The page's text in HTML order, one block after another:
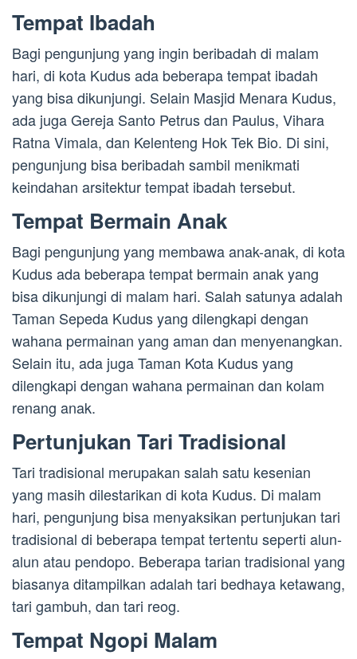
Tempat Ibadah
Bagi pengunjung yang ingin beribadah di malam
hari, di kota Kudus ada beberapa tempat ibadah
yang bisa dikunjungi. Selain Masjid Menara Kudus,
ada juga Gereja Santo Petrus dan Paulus, Vihara
Ratna Vimala, dan Kelenteng Hok Tek Bio. Di sini,
pengunjung bisa beribadah sambil menikmati
keindahan arsitektur tempat ibadah tersebut.
Tempat Bermain Anak
Bagi pengunjung yang membawa anak-anak, di kota
Kudus ada beberapa tempat bermain anak yang
bisa dikunjungi di malam hari. Salah satunya adalah
Taman Sepeda Kudus yang dilengkapi dengan
wahana permainan yang aman dan menyenangkan.
Selain itu, ada juga Taman Kota Kudus yang
dilengkapi dengan wahana permainan dan kolam
renang anak.
Pertunjukan Tari Tradisional
Tari tradisional merupakan salah satu kesenian
yang masih dilestarikan di kota Kudus. Di malam
hari, pengunjung bisa menyaksikan pertunjukan tari
tradisional di beberapa tempat tertentu seperti alun-
alun atau pendopo. Beberapa tarian tradisional yang
biasanya ditampilkan adalah tari bedhaya ketawang,
tari gambuh, dan tari reog.
Tempat Ngopi Malam